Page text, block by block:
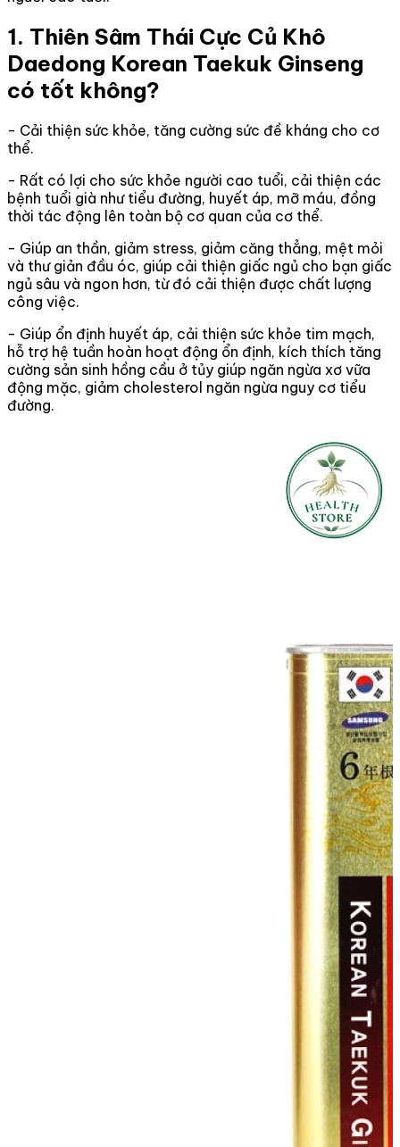
1. Thiên Sâm Thái Cực Củ Khô
Daedong Korean Taekuk Ginseng
có tốt không?
- Cải thiện sức khỏe, tăng cường sức đề kháng cho cơ
thể.
- Rất có lợi cho sức khỏe người cao tuổi, cải thiện các
bệnh tuổi già như tiểu đường, huyết áp, mỡ máu, đồng
thời tác động lên toàn bộ cơ quan của cơ thể.
- Giúp an thần, giảm stress, giảm căng thẳng, mệt mỏi
và thư giản đầu óc, giúp cải thiện giấc ngủ cho bạn giấc
ngủ sâu và ngon hơn, từ đó cải thiện được chất lượng
công việc.
- Giúp ổn định huyết áp, cải thiện sức khỏe tim mạch,
hỗ trợ hệ tuần hoàn hoạt động ổn định, kích thích tăng
cường sản sinh hồng cầu ở tủy giúp ngăn ngừa xơ vữa
động mặc, giảm cholesterol ngăn ngừa nguy cơ tiểu
đường.